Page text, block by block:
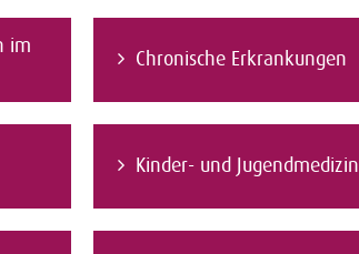
im
Chronische Erkrankungen
Kinder- und Jugendmedizin